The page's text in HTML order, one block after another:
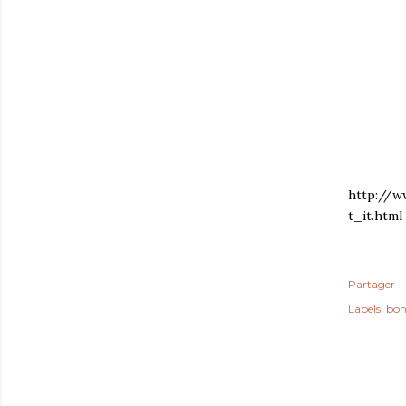
http://
t_it.html
Partager
Labels: